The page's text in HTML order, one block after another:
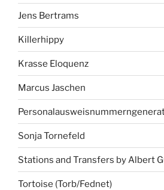
Jens Bertrams
Killerhippy
Krasse Eloquenz
Marcus Jaschen
Sonja Tornefeld
Stations and Transfers by Albert
Tortoise (Torb/Fednet)